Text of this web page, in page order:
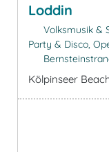
Loddin
Volksmusik &
Party & Disco,
Kölpinseer